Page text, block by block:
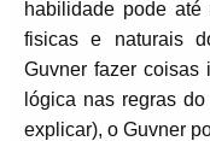
habilidade pode
fisicas e naturais
Guvner fazer coisas
lógica nas regras
explicar), o Guvner